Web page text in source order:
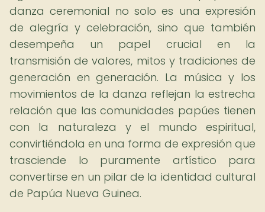
danza ceremonial no solo es una expresión
de alegría y celebración, sino que también
desempeña un papel crucial en la
transmisión de valores, mitos y tradiciones de
generación en generación. La música y los
movimientos de la danza reflejan la estrecha
relación que las comunidades papúes tienen
con la naturaleza y el mundo espiritual,
convirtiéndola en una forma de expresión que
trasciende lo puramente artístico para
convertirse en un pilar de la identidad cultural
de Papúa Nueva Guinea.